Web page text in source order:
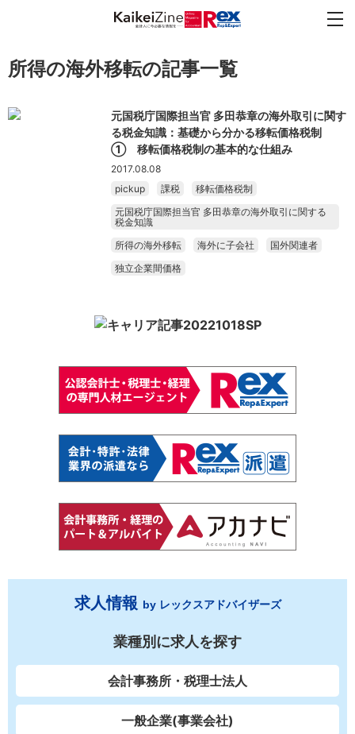
所得の海外移転の記事一覧
元国税庁国際担当官 多田恭章の海外取引に関す
る税金知識：基礎から分かる移転価格税制
① 移転価格税制の基本的な仕組み
2017.08.08
pickup
課税
移転価格税制
元国税庁国際担当官 多田恭章の海外取引に関する
税金知識
所得の海外移転
海外に子会社
国外関連者
独立企業間価格
求人情報 by レックスアドバイザーズ
業種別に求人を探す
会計事務所・税理士法人
一般企業(事業会社)